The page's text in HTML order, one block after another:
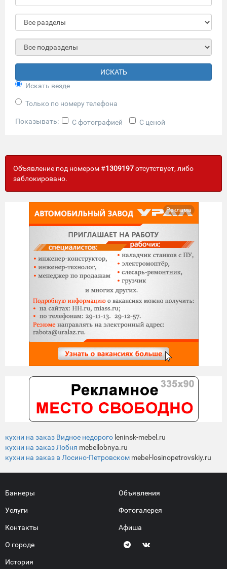
ИСКАТЬ
Искать везде
Только по номеру телефона
Показывать: С фотографией С ценой
Объявление под номером #1309197отсутствует, либо
заблокировано.
Реклама
кухни на заказ Видное недорого leninsk-mebel.ru
кухни на заказ Лобня mebellobnya.ru
кухни на заказ в Лосино-Петровском mebel-losinopetrovskiy.ru
Баннеры
Услуги
Контакты
О городе
История
Объявления
Фотогалерея
Афиша